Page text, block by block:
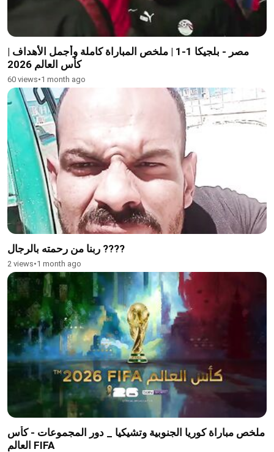
مصر - بلجيكا 1-1 | ملخص المباراة كاملة وأجمل الأهداف |
كأس العالم 2026
60 views•1 month ago
ربنا من رحمته بالرجال ????
2 views•1 month ago
ملخص مباراة كوريا الجنوبية وتشيكيا _ دور المجموعات - كأس
العالم FIFA